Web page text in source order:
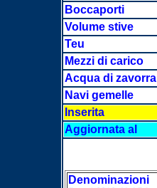
Boccaporti
Volume stive
Teu
Mezzi di carico
Acqua di zavorra
Navi gemelle
Inserita
Aggiornata al
Denominazioni